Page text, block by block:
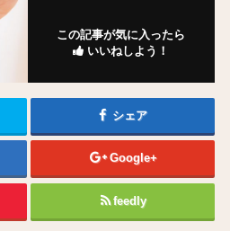
この記事が気に入ったら
いいねしよう！
シェア
Google+
feedly